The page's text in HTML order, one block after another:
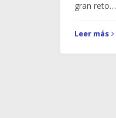
gran reto…
Leer más